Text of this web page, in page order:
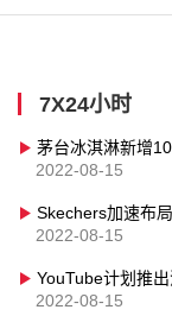
7X24小时
茅台冰淇淋新增
2022-08-15
Skechers加速布
2022-08-15
YouTube计划推
2022-08-15